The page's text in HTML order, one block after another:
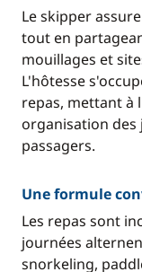
Le skipper
tout en
mouillages et
L'hôtesse
repas, mettant à
organisation
passagers.
Une formule
Les repas sont
journées
snorkeling,